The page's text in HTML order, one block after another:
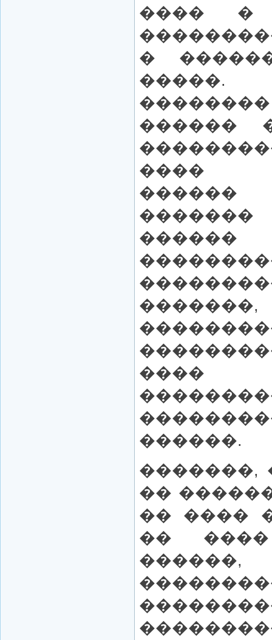
���� �
�
������
����
������
������
����
������.
�������,
��
�� ����
�� ����